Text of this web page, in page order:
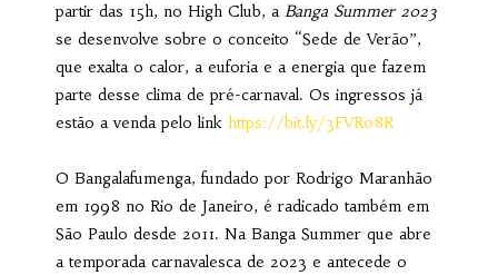
partir das 15h, no High Club, a Banga Summer 2023
se desenvolve sobre o conceito “Sede de Verão”,
que exalta o calor, a euforia e a energia que fazem
parte desse clima de pré-carnaval. Os ingressos já
estão a venda pelo link https://bit.ly/3FVRo8R
O Bangalafumenga, fundado por Rodrigo Maranhão
em 1998 no Rio de Janeiro, é radicado também em
São Paulo desde 2011. Na Banga Summer que abre
a temporada carnavalesca de 2023 e antecede o